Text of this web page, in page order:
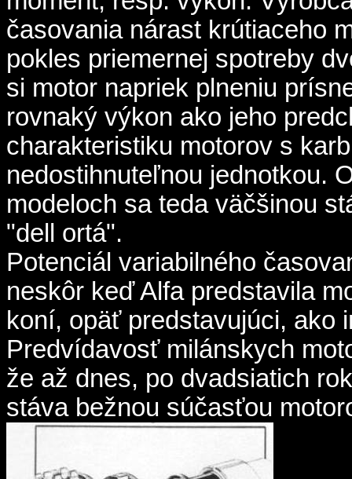
časovania nárast krútiaceho
pokles priemernej spotreby
si motor napriek plneniu
rovnaký výkon ako jeho
charakteristiku motorov s
nedostihnuteľnou jednotkou.
modeloch sa teda väčšinou
"dell ortá".
Potenciál variabilného
neskôr keď Alfa predstavila
koní, opäť predstavujúci, ako
Predvídavosť milánskych
že až dnes, po dvadsiatich
stáva bežnou súčasťou